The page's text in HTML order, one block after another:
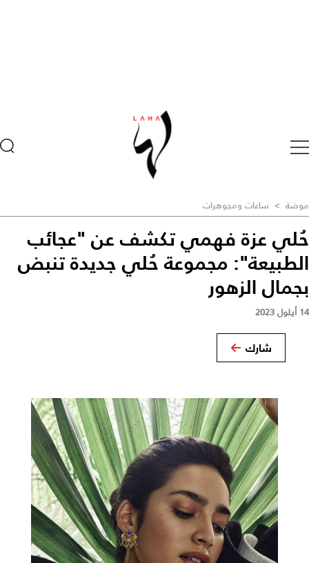
موضة > ساعات ومجوهرات
حُلي عزة فهمي تكشف عن "عجائب
الطبيعة": مجموعة حُلي جديدة تنبض
بجمال الزهور
14 أيلول 2023
شارك